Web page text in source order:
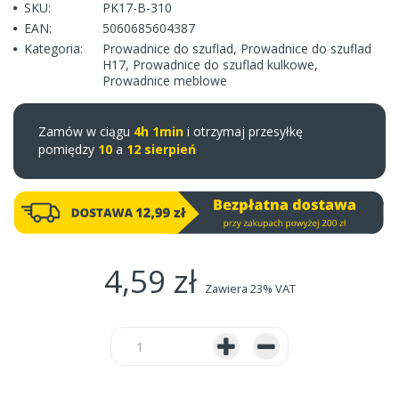
SKU:
PK17-B-310
EAN:
5060685604387
Kategoria:
Prowadnice do szuflad, Prowadnice do szuflad
H17, Prowadnice do szuflad kulkowe,
Prowadnice meblowe
Zamów w ciągu 4h 1min i otrzymaj przesyłkę
pomiędzy 10 a 12 sierpień
4,59 zł Zawiera 23% VAT